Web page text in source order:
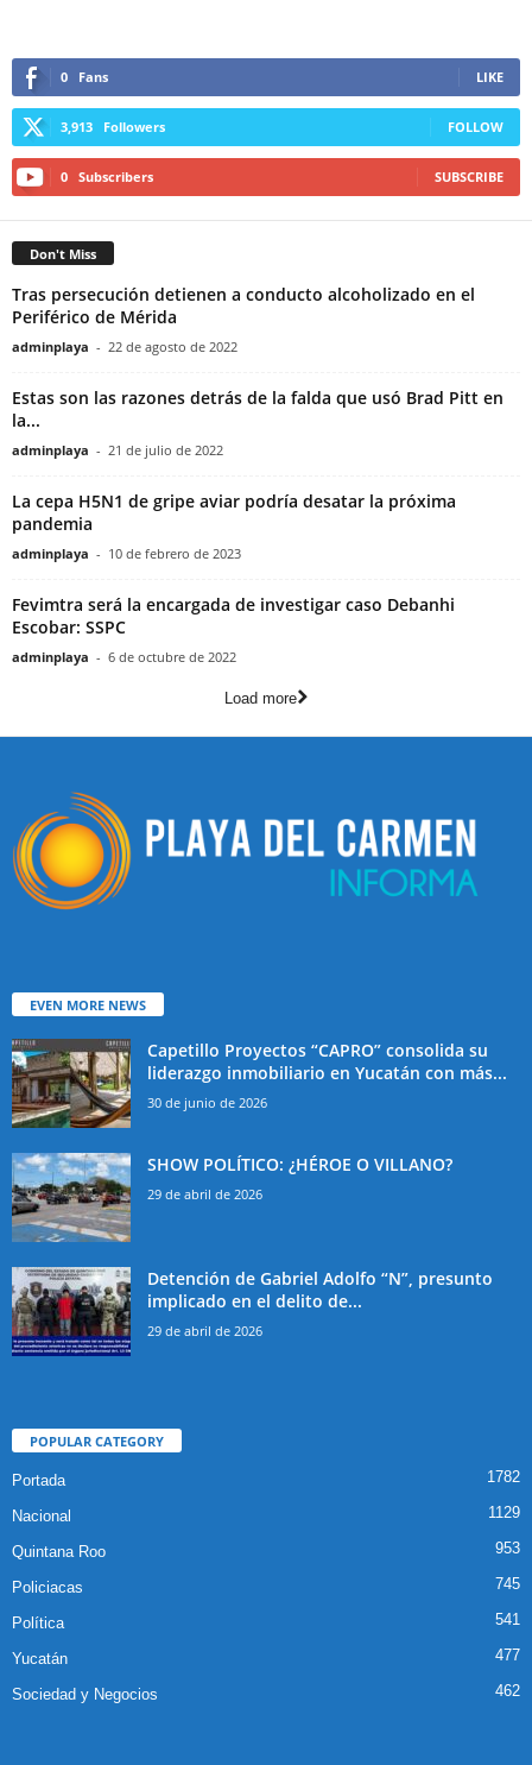
0 Fans LIKE
3,913 Followers FOLLOW
0 Subscribers SUBSCRIBE
Don't Miss
Tras persecución detienen a conducto alcoholizado en el
Periférico de Mérida
adminplaya - 22 de agosto de 2022
Estas son las razones detrás de la falda que usó Brad Pitt en
la...
adminplaya - 21 de julio de 2022
La cepa H5N1 de gripe aviar podría desatar la próxima
pandemia
adminplaya - 10 de febrero de 2023
Fevimtra será la encargada de investigar caso Debanhi
Escobar: SSPC
adminplaya - 6 de octubre de 2022
Load more
EVEN MORE NEWS
Capetillo Proyectos “CAPRO” consolida su
liderazgo inmobiliario en Yucatán con más...
30 de junio de 2026
SHOW POLÍTICO: ¿HÉROE O VILLANO?
29 de abril de 2026
Detención de Gabriel Adolfo “N”, presunto
implicado en el delito de...
29 de abril de 2026
POPULAR CATEGORY
Portada 1782
Nacional 1129
Quintana Roo 953
Policiacas 745
Política 541
Yucatán 477
Sociedad y Negocios 462